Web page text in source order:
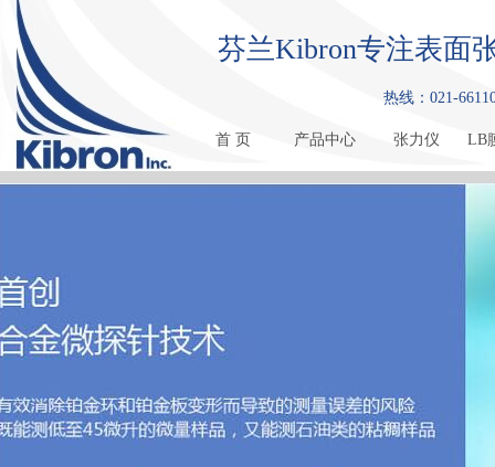
芬兰Kibron专注表面
热线：021-
首 页 产品中心 张力仪 LB